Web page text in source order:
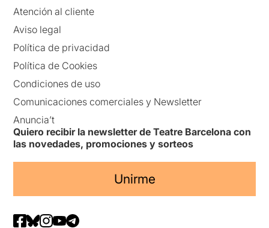
Atención al cliente
Aviso legal
Política de privacidad
Política de Cookies
Condiciones de uso
Comunicaciones comerciales y Newsletter
Anuncia’t
Quiero recibir la newsletter de Teatre Barcelona con
las novedades, promociones y sorteos
Unirme